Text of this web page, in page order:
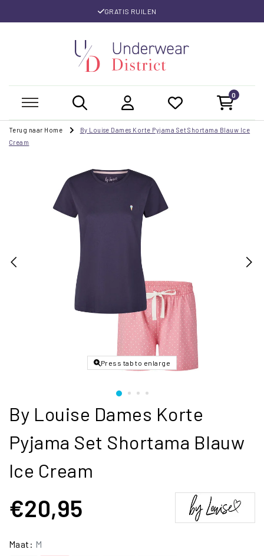
GRATIS RUILEN
0
Terug naar Home
By Louise Dames Korte Pyjama Set Shortama Blauw Ice
Cream
Press tab to enlarge
By Louise Dames Korte
Pyjama Set Shortama Blauw
Ice Cream
€20,95
Maat: M